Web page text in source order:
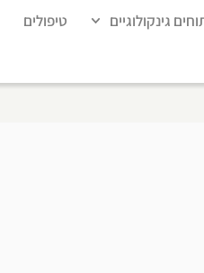
גינקולוגיים טיפולים